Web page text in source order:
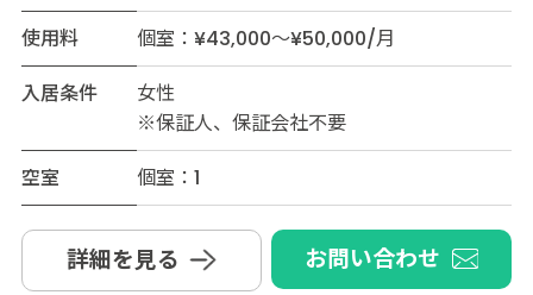
使用料
個室：¥43,000～¥50,000/月
入居条件
女性
※保証人、保証会社不要
空室
個室：1
詳細を見る お問い合わせ